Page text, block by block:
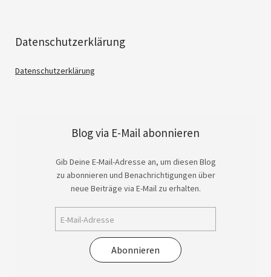
Datenschutzerklärung
Datenschutzerklärung
Blog via E-Mail abonnieren
Gib Deine E-Mail-Adresse an, um diesen Blog
zu abonnieren und Benachrichtigungen über
neue Beiträge via E-Mail zu erhalten.
Abonnieren